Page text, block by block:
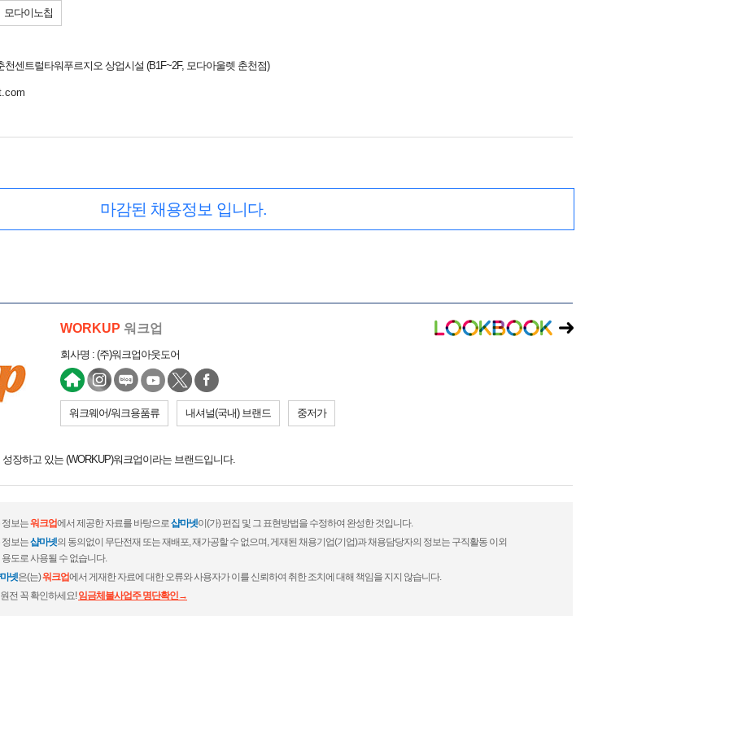
모다이노칩
천센트럴타워푸르지오 상업시설 (B1F~2F, 모다아울렛 춘천점)
마감된 채용정보 입니다.
WORKUP 워크업
회사명 : (주)워크업아웃도어
워크웨어/워크용품류 내셔널(국내) 브랜드 중저가
장하고 있는 (WORKUP)워크업이라는 브랜드입니다.
정보는워크업에서 제공한 자료를 바탕으로샵마넷이(가) 편집 및 그 표현방법을 수정하여 완성한 것입니다.
정보는샵마넷의 동의없이 무단전재 또는 재배포, 재가공할 수 없으며, 게재된 채용기업(기업)과 채용담당자의 정보는 구직활동 이외
용도로 사용될 수 없습니다.
넷은(는)워크업에서 게재한 자료에 대한 오류와 사용자가 이를 신뢰하여 취한 조치에 대해 책임을 지지 않습니다.
전 꼭 확인하세요!임금체불사업주 명단확인→